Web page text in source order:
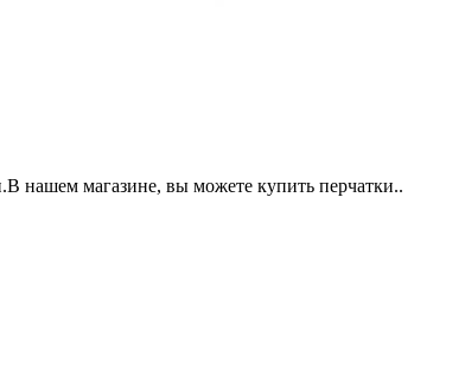
нашем магазине, вы можете купить перчатки..